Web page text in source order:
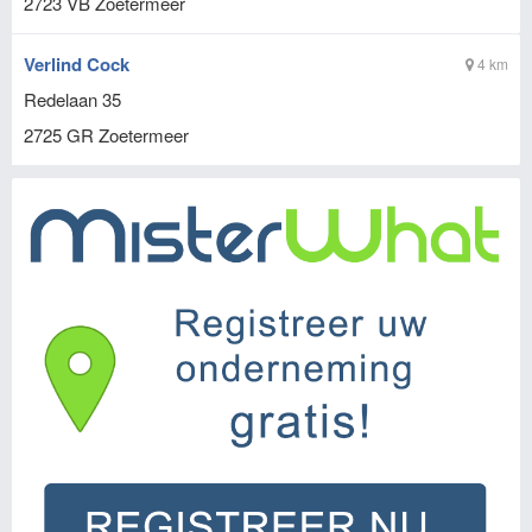
4 km
Verlind Cock
Redelaan 35
2725 GR Zoetermeer